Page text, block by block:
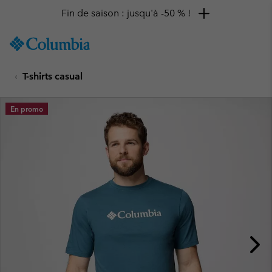
TO
SKIP
MAIN
NAV
Fin de saison : jusqu'à -50 % !
T-shirts casual
En promo